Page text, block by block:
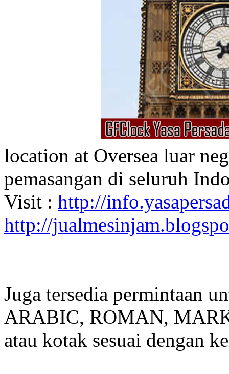
location at Oversea luar
pemasangan di seluruh
Visit : http://
http://
Juga tersedia permintaan
ARABIC, ROMAN,
atau kotak sesuai dengan